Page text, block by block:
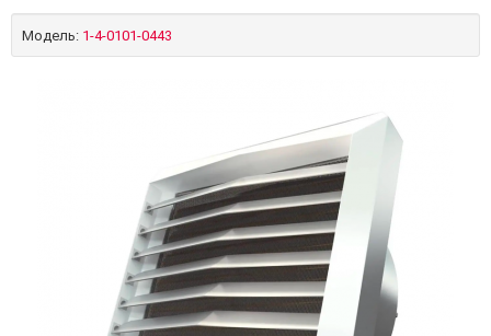
Модель: 1-4-0101-0443